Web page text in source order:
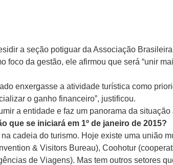
a seção potiguar da Associação
foco da gestão, ele afirmou que será “unir
enxergasse a atividade turística como
o ganho financeiro”, justificou.
a entidade e faz um panorama da situação
que se iniciará em 1º de janeiro de 2015?
cadeia do turismo. Hoje existe uma união
& Visitors Bureau), Coohotur
de Viagens). Mas tem outros setores